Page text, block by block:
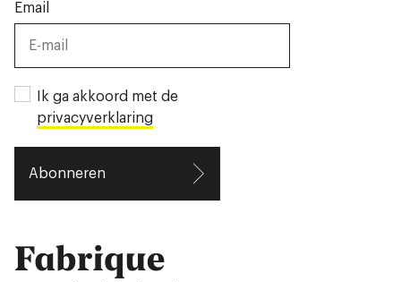
Email
Ik ga akkoord met de
privacyverklaring
Abonneren
Fabrique